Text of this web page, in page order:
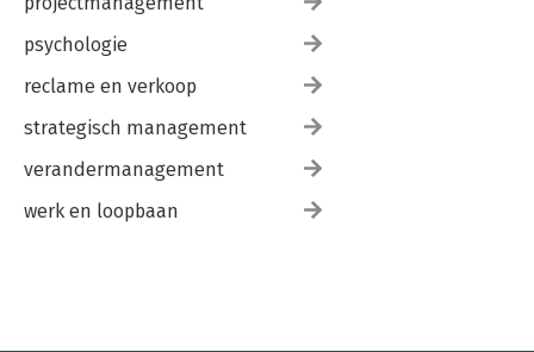
psychologie
reclame en verkoop
strategisch management
verandermanagement
werk en loopbaan